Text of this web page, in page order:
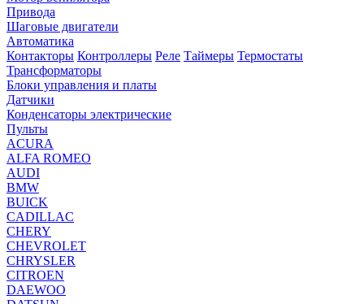
Привода
Шаговые двигатели
Автоматика
Контакторы Контроллеры Реле Таймеры Термостаты
Трансформаторы
Блоки управления и платы
Датчики
Конденсаторы электрические
Пульты
ACURA
ALFA ROMEO
AUDI
BMW
BUICK
CADILLAC
CHERY
CHEVROLET
CHRYSLER
CITROEN
DAEWOO